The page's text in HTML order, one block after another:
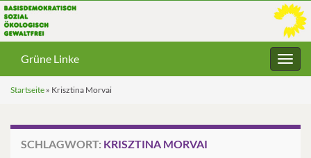
Grüne Linke
Startseite » Krisztina Morvai
SCHLAGWORT: KRISZTINA MORVAI